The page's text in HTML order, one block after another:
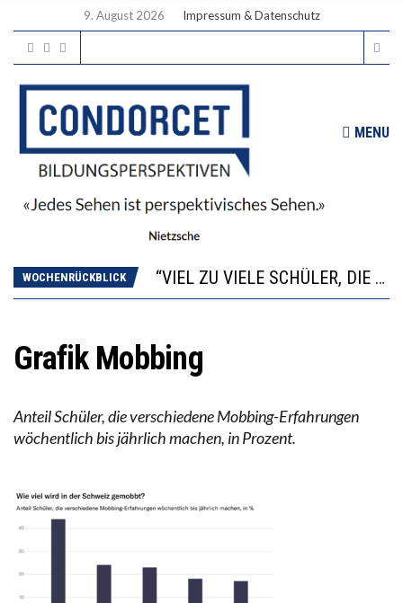
9. August 2026 Impressum & Datenschutz
MENU
WOCHENRÜCKBLICK
“VIEL ZU VIELE SCHÜLER, DIE GEMESSEN AN IHREN FÄHIGKEITEN GAR NICHT ANS GYMNASIUM GEHÖREN”
DIE GANZE HILFLOSIGKEIT DES BILDUNGSBÜRGERTUMS
Grafik Mobbing
Anteil Schüler, die verschiedene Mobbing-Erfahrungen
wöchentlich bis jährlich machen, in Prozent.